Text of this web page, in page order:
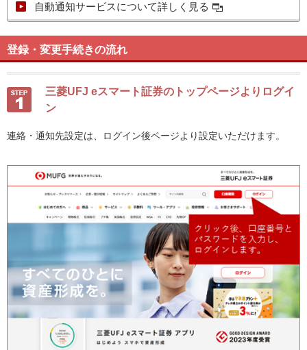
自動通知サービスについて詳しく見る
登録・変更手続きの流れ
三菱UFJ eスマート証券のトップページよりログイ
ン
連絡・通知先設定は、ログイン後ページより設定いただけます。